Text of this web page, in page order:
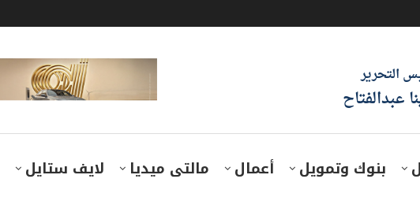
التحرير
عبدالفتاح
بنوك وتمويل أعمال مالتى ميديا لايف ستايل